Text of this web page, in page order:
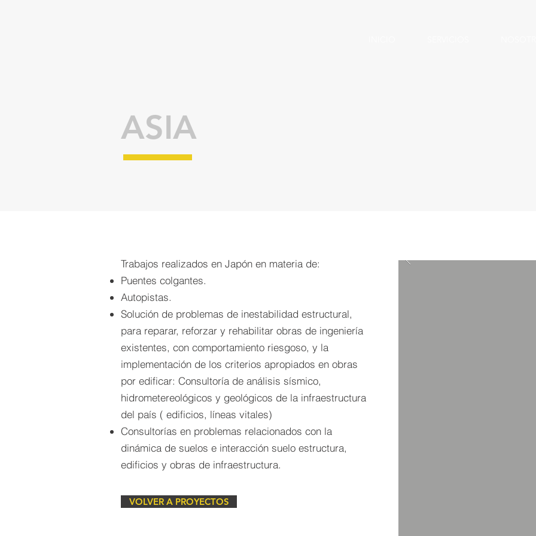
ASIA
Trabajos realizados en Japón en materia de:
Puentes colgantes.
Autopistas.
Solución de problemas de inestabilidad estructural,
para reparar, reforzar y rehabilitar obras de ingeniería
existentes, con comportamiento riesgoso, y la
implementación de los criterios apropiados en obras
por edificar: Consultoría de análisis sísmico,
hidrometereológicos y geológicos de la infraestructura
del país ( edificios, líneas vitales)
Consultorías en problemas relacionados con la
dinámica de suelos e interacción suelo estructura,
edificios y obras de infraestructura.
VOLVER A PROYECTOS